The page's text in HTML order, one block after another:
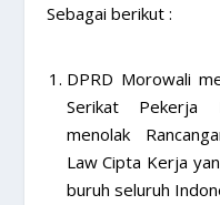
Sebagai berikut :
DPRD Morowali
Serikat Pekerja
menolak
Law Cipta Kerja
buruh seluruh